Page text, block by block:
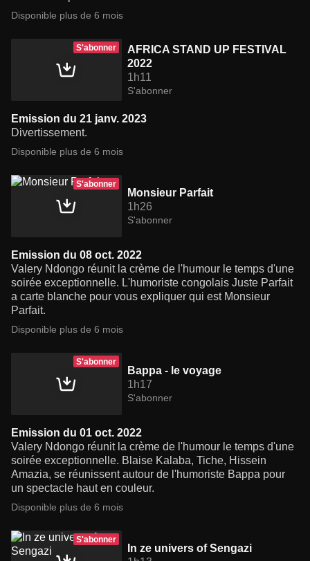
Disponible plus de 6 mois
S'abonner
AFRICA STAND UP FESTIVAL
2022
1h11
S'abonner
Emission du 21 janv. 2023
Divertissement.
Disponible plus de 6 mois
S'abonner
Monsieur Parfait
1h26
S'abonner
Emission du 08 oct. 2022
Valery Ndongo réunit la crème de l'humour le temps d'une
soirée exceptionnelle. L'humoriste congolais Juste Parfait
a carte blanche pour vous expliquer qui est Monsieur
Parfait.
Disponible plus de 6 mois
S'abonner
Bappa - le voyage
1h17
S'abonner
Emission du 01 oct. 2022
Valery Ndongo réunit la crème de l'humour le temps d'une
soirée exceptionnelle. Blaise Kalaba, Tiche, Hissein
Amazia, se réunissent autour de l'humoriste Bappa pour
un spectacle haut en couleur.
Disponible plus de 6 mois
S'abonner
In ze univers of Sengazi